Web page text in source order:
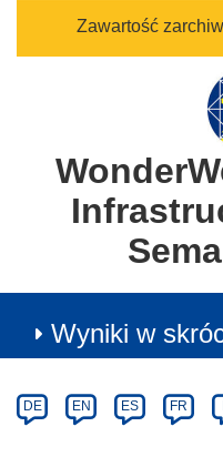
Zawartość
Wyniki w
Category
Article
available
DE EN ES FR